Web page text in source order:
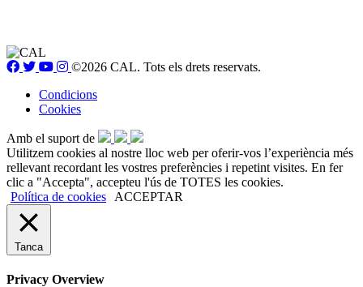
©2026 CAL. Tots els drets reservats.
Condicions
Cookies
Amb el suport de
Utilitzem cookies al nostre lloc web per oferir-vos l’experiència més
rellevant recordant les vostres preferències i repetint visites. En fer
clic a "Accepta", accepteu l'ús de TOTES les cookies.
Política de cookies
ACCEPTAR
Tanca
Privacy Overview